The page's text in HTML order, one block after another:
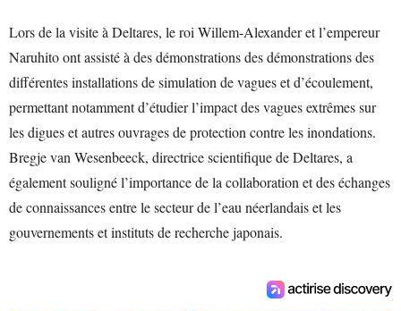
Lors de la visite à Deltares, le roi Willem-Alexander et l’empereur
Naruhito ont assisté à des démonstrations des démonstrations des
différentes installations de simulation de vagues et d’écoulement,
permettant notamment d’étudier l’impact des vagues extrêmes sur
les digues et autres ouvrages de protection contre les inondations.
Bregje van Wesenbeeck, directrice scientifique de Deltares, a
également souligné l’importance de la collaboration et des échanges
de connaissances entre le secteur de l’eau néerlandais et les
gouvernements et instituts de recherche japonais.